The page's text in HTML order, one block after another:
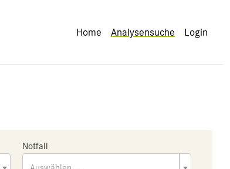
Home Analysensuche Login
Notfall